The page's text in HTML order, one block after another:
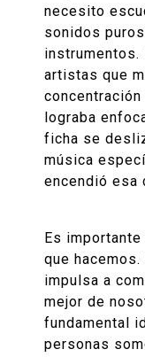
necesito
sonidos
instrumentos.
artistas que
lograba
ficha se
música
encendió esa
Es
que
impulsa a
mejor de
fundamental
personas